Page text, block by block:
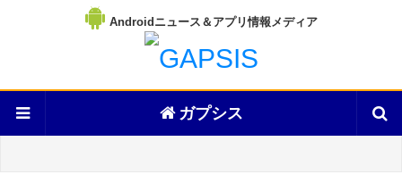
Androidニュース＆アプリ情報メディア
ガプシス